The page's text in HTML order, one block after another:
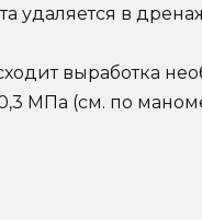
удаляется в
выработка
МПа (см. по